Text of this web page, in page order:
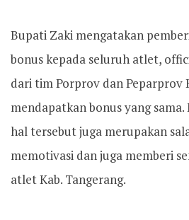
Bupati Zaki mengatakan
bonus kepada seluruh atlet,
dari tim Porprov dan Peparprov
mendapatkan bonus yang
hal tersebut juga merupakan
memotivasi dan juga memberi
atlet Kab. Tangerang.